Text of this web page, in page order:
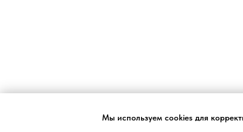
Мы используем cookies для